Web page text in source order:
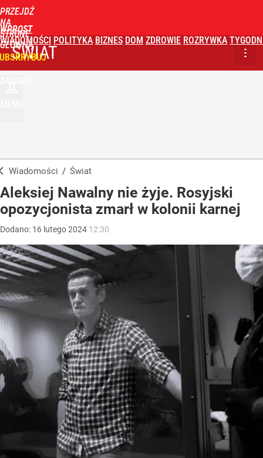
PRZEJDŹ
NA
STRONĘ
GŁÓWNĄ
WPROST
WIADOMOŚCI POLITYKA BIZNES DOM ZDROWIE ROZRYWKA
ŚWIAT
Wiadomości / Świat
Aleksiej Nawalny nie żyje. Rosyjski
opozycjonista zmarł w kolonii karnej
Dodano: 16 lutego2024 12:30